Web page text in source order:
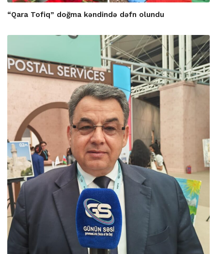
“Qara Tofiq” doğma kəndində dəfn olundu